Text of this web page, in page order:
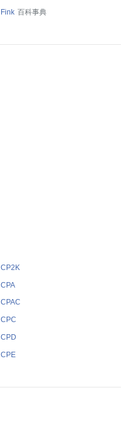
Fink 百科事典
CP2K
CPA
CPAC
CPC
CPD
CPE